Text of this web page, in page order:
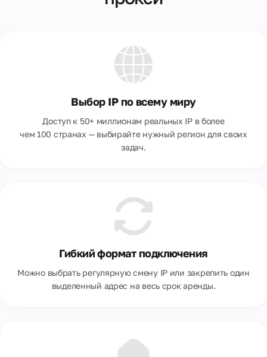
Выбор IP по всему миру
Доступ к 50+ миллионам реальных IP в более
чем 100 странах — выбирайте нужный регион для своих
задач.
Гибкий формат подключения
Можно выбрать регулярную смену IP или закрепить один
выделенный адрес на весь срок аренды.